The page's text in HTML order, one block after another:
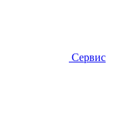
Сервис